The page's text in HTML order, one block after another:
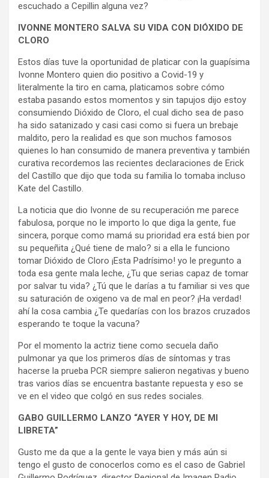
escuchado a Cepillin alguna vez?
IVONNE MONTERO SALVA SU VIDA CON DIÓXIDO DE
CLORO
Estos días tuve la oportunidad de platicar con la guapísima
Ivonne Montero quien dio positivo a Covid-19 y
literalmente la tiro en cama, platicamos sobre cómo
estaba pasando estos momentos y sin tapujos dijo estoy
consumiendo Dióxido de Cloro, el cual dicho sea de paso
ha sido satanizado y casi casi como si fuera un brebaje
maldito, pero la realidad es que son muchos famosos
quienes lo han consumido de manera preventiva y también
curativa recordemos las recientes declaraciones de Erick
del Castillo que dijo que toda su familia lo tomaba incluso
Kate del Castillo.
La noticia que dio Ivonne de su recuperación me parece
fabulosa, porque no le importo lo que diga la gente, fue
sincera, porque como mamá su prioridad era está bien por
su pequeñita ¿Qué tiene de malo? si a ella le funciono
tomar Dióxido de Cloro ¡Esta Padrísimo! yo le pregunto a
toda esa gente mala leche, ¿Tu que serias capaz de tomar
por salvar tu vida? ¿Tú que le darías a tu familiar si ves que
su saturación de oxigeno va de mal en peor? ¡Ha verdad!
ahí la cosa cambia ¿Te quedarías con los brazos cruzados
esperando te toque la vacuna?
Por el momento la actriz tiene como secuela daño
pulmonar ya que los primeros días de síntomas y tras
hacerse la prueba PCR siempre salieron negativas y bueno
tras varios días se encuentra bastante repuesta y eso se
ve en el video que colgó en sus redes sociales.
GABO GUILLERMO LANZO “AYER Y HOY, DE MI
LIBRETA”
Gusto me da que a la gente le vaya bien y más aún si
tengo el gusto de conocerlos como es el caso de Gabriel